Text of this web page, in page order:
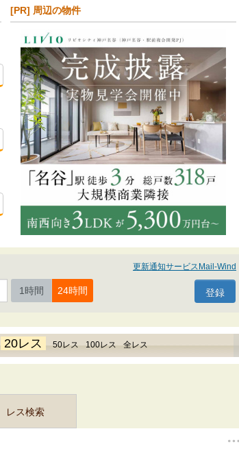
[PR] 周辺の物件
更新通知サービスMail-Wind
1時間 24時間
20レス 50レス 100レス 全レス
レス検索